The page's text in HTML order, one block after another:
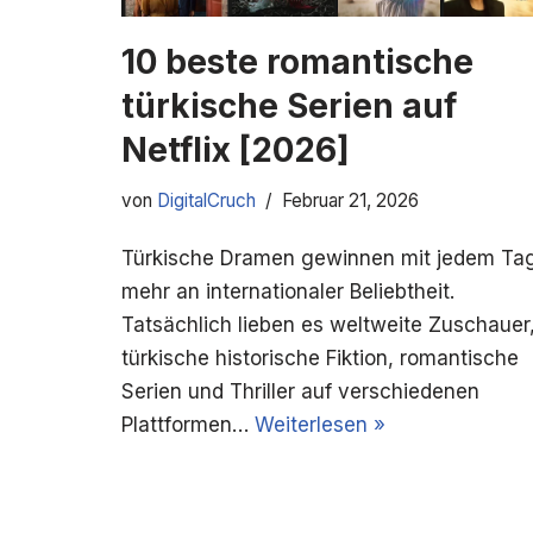
10 beste romantische
türkische Serien auf
Netflix [2026]
von DigitalCruch Februar 21, 2026
Türkische Dramen gewinnen mit jedem
mehr an internationaler Beliebtheit.
Tatsächlich lieben es weltweite
türkische historische Fiktion, romantische
Serien und Thriller auf verschiedenen
Plattformen… Weiterlesen »